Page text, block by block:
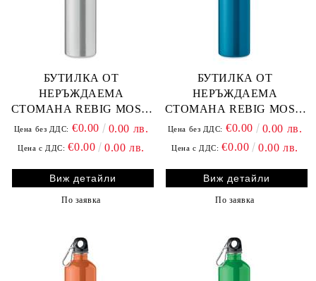
БУТИЛКА ОТ
НЕРЪЖДАЕМА
СТОМАНА REBIG MOSS,
СРЕБЪРНА
Цена без ДДС: €0.00 0.00 лв.
Цена с ДДС: €0.00 0.00 лв.
Виж детайли
По заявка
БУТИЛКА ОТ
НЕРЪЖДАЕМА
СТОМАНА REBIG MOSS,
ТЮРКОАЗЕНА
Цена без ДДС: €0.00 0.00 лв.
Цена с ДДС: €0.00 0.00 лв.
Виж детайли
По заявка